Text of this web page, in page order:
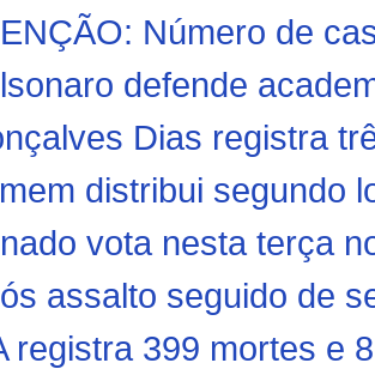
Número de
defende
Dias registra
distribui segundo
vota nesta terça
assalto seguido de
registra 399 mortes e